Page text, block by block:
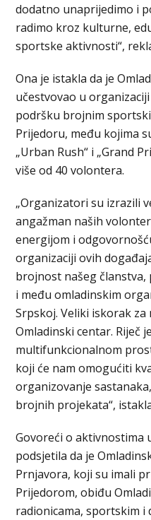
dodatno unaprijedimo i
radimo kroz kulturne,
sportske aktivnosti“,
Ona je istakla da je
učestvovao u
podršku brojnim
Prijedoru, među kojima
„Urban Rush“ i „Grand
više od 40 volontera.
„Organizatori su izrazili
angažman naših
energijom i
organizaciji ovih
brojnost našeg
i među omladinskim
Srpskoj. Veliki iskorak
Omladinski centar. Riječ
multifunkcionalnom
koji će nam omogućiti
organizovanje
brojnih projekata“,
Govoreći o aktivnostima
podsjetila da je
Prnjavora, koji su imali
Prijedorom, obiđu
radionicama, sportskim i